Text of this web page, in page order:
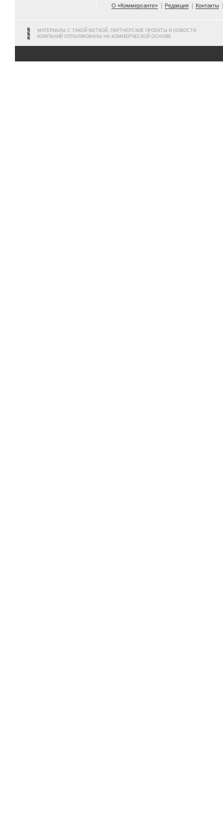
О «Коммерсанте»
Редакция Контакты
МАТЕРИАЛЫ С ТАКОЙ МЕТКОЙ, ПАРТНЕРСКИЕ ПРОЕКТЫ И НОВОСТИ
КОМПАНИЙ ОПУБЛИКОВАНЫ НА КОММЕРЧЕСКОЙ ОСНОВЕ